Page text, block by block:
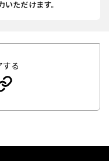
ただけます。
る